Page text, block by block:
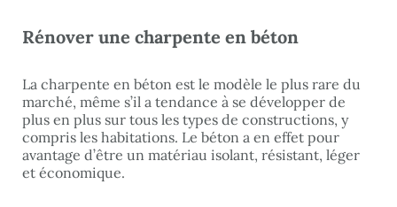
Rénover une charpente en béton
La charpente en béton est le modèle le plus rare du
marché, même s’il a tendance à se développer de
plus en plus sur tous les types de constructions, y
compris les habitations. Le béton a en effet pour
avantage d’être un matériau isolant, résistant, léger
et économique.